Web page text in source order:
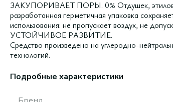
ЗАКУПОРИВАЕТ ПОРЫ. 0% Отдушек,
разработанная герметичная упаковка
использования: не пропускает воздух, не
УСТОЙЧИВОЕ РАЗВИТИЕ.
Средство произведено на углеродно-
технологий.
Подробные характеристики